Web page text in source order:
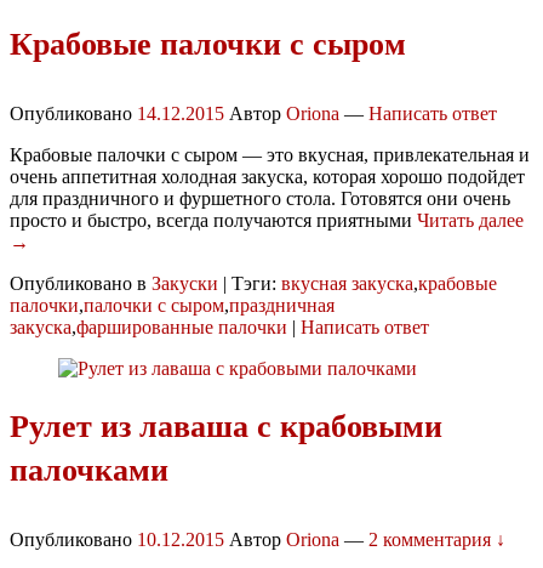
Крабовые палочки с сыром
Опубликовано 14.12.2015 Автор Oriona — Написать ответ
Крабовые палочки с сыром — это вкусная, привлекательная и
очень аппетитная холодная закуска, которая хорошо подойдет
для праздничного и фуршетного стола. Готовятся они очень
просто и быстро, всегда получаются приятными Читать далее
→
Опубликовано в Закуски | Тэги: вкусная закуска,крабовые
палочки,палочки с сыром,праздничная
закуска,фаршированные палочки | Написать ответ
Рулет из лаваша с крабовыми
палочками
Опубликовано 10.12.2015 Автор Oriona — 2 комментария ↓